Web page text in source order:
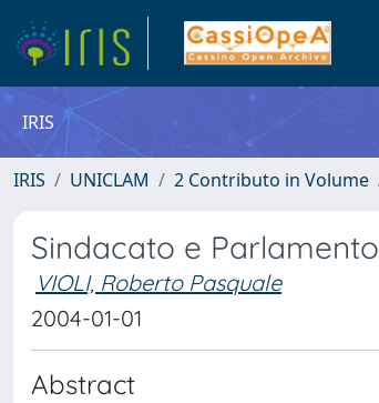
IRIS
IRIS UNICLAM 2 Contributo in Volume
Sindacato e Parlamento
VIOLI, Roberto Pasquale
2004-01-01
Abstract